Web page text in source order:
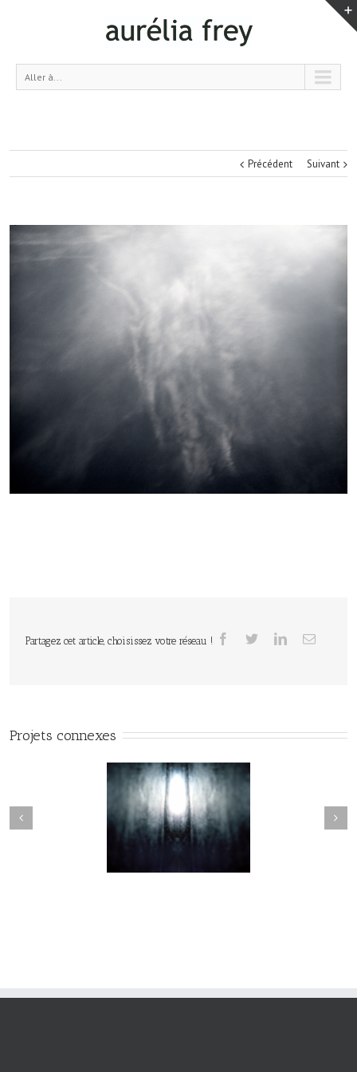
Aller à...
Précédent Suivant
Partagez cet article, choisissez votre réseau !
Projets connexes